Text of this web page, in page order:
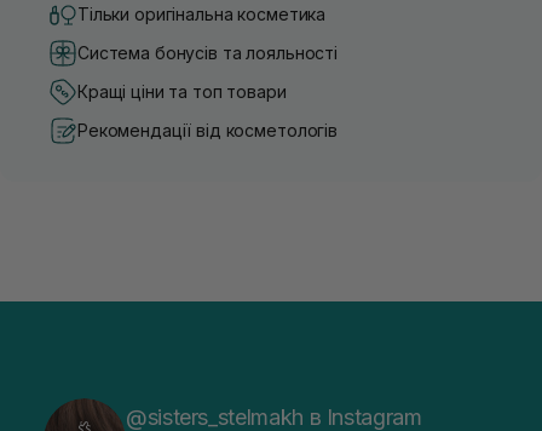
Тільки оригінальна косметика
Система бонусів та лояльності
Кращі ціни та топ товари
Рекомендації від косметологів
@sisters_stelmakh в Instagram